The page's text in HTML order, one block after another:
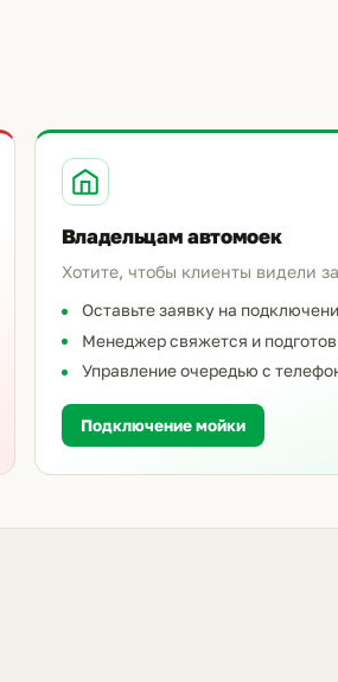
Владельцам автомоек
Хотите, чтобы клиенты видели
Оставьте заявку на
Менеджер свяжется и
Управление очередью с
Подключение мойки